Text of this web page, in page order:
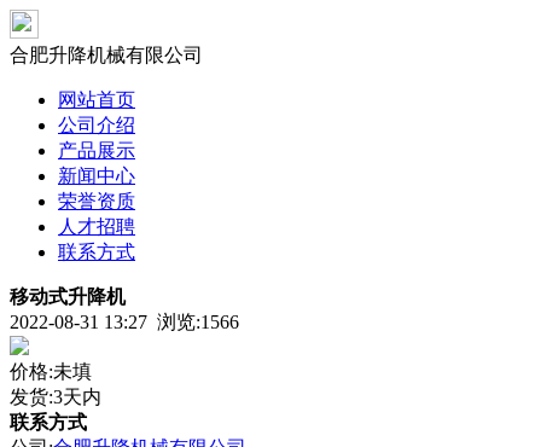
合肥升降机械有限公司
网站首页
公司介绍
产品展示
新闻中心
荣誉资质
人才招聘
联系方式
移动式升降机
2022-08-31 13:27 浏览:1566
价格:未填
发货:3天内
联系方式